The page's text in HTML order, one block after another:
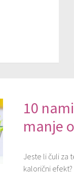
10
manje
Jeste li čuli za
kalorični